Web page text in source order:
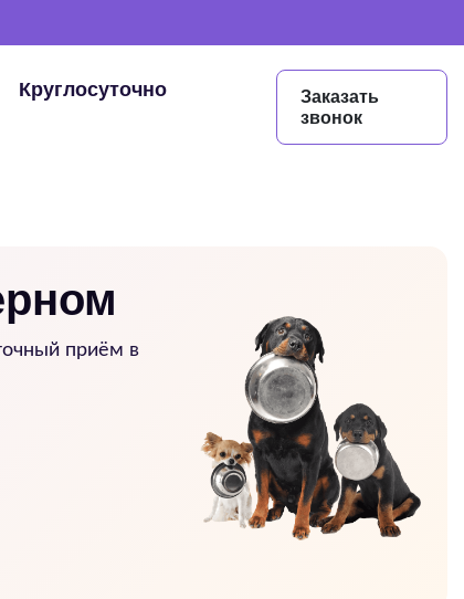
Круглосуточно
Заказать
звонок
приём в